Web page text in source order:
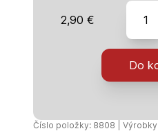
2,90 €
drôt
mm
Do
Číslo položky: 8808 |